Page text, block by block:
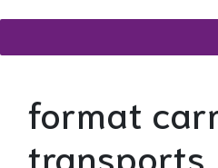
format